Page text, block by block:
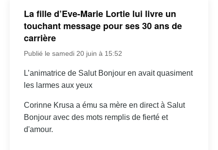
La fille d’Eve-Marie Lortie lui livre un
touchant message pour ses 30 ans de
carrière
Publié le samedi 20 juin à 15:52
L’animatrice de Salut Bonjour en avait quasiment
les larmes aux yeux
Corinne Krusa a ému sa mère en direct à Salut
Bonjour avec des mots remplis de fierté et
d'amour.